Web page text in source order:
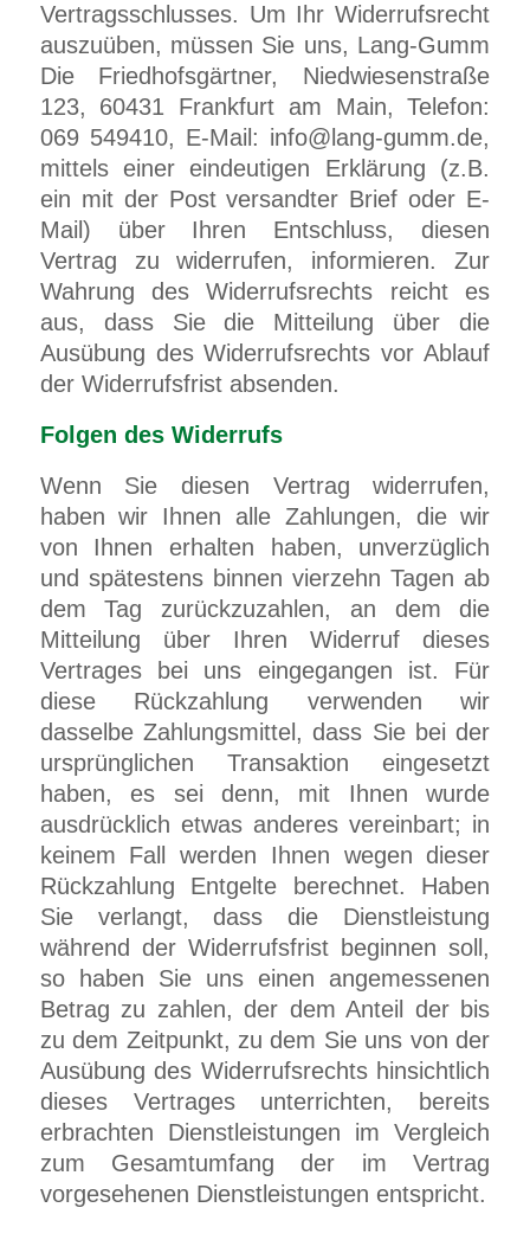
Vertragsschlusses. Um Ihr Widerrufsrecht
auszuüben, müssen Sie uns, Lang-Gumm
Die Friedhofsgärtner, Niedwiesenstraße
123, 60431 Frankfurt am Main, Telefon:
069 549410, E-Mail: info@lang-gumm.de,
mittels einer eindeutigen Erklärung (z.B.
ein mit der Post versandter Brief oder E-
Mail) über Ihren Entschluss, diesen
Vertrag zu widerrufen, informieren. Zur
Wahrung des Widerrufsrechts reicht es
aus, dass Sie die Mitteilung über die
Ausübung des Widerrufsrechts vor Ablauf
der Widerrufsfrist absenden.
Folgen des Widerrufs
Wenn Sie diesen Vertrag widerrufen,
haben wir Ihnen alle Zahlungen, die wir
von Ihnen erhalten haben, unverzüglich
und spätestens binnen vierzehn Tagen ab
dem Tag zurückzuzahlen, an dem die
Mitteilung über Ihren Widerruf dieses
Vertrages bei uns eingegangen ist. Für
diese Rückzahlung verwenden wir
dasselbe Zahlungsmittel, dass Sie bei der
ursprünglichen Transaktion eingesetzt
haben, es sei denn, mit Ihnen wurde
ausdrücklich etwas anderes vereinbart; in
keinem Fall werden Ihnen wegen dieser
Rückzahlung Entgelte berechnet. Haben
Sie verlangt, dass die Dienstleistung
während der Widerrufsfrist beginnen soll,
so haben Sie uns einen angemessenen
Betrag zu zahlen, der dem Anteil der bis
zu dem Zeitpunkt, zu dem Sie uns von der
Ausübung des Widerrufsrechts hinsichtlich
dieses Vertrages unterrichten, bereits
erbrachten Dienstleistungen im Vergleich
zum Gesamtumfang der im Vertrag
vorgesehenen Dienstleistungen entspricht.